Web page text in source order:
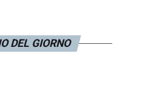
DEL GIORNO